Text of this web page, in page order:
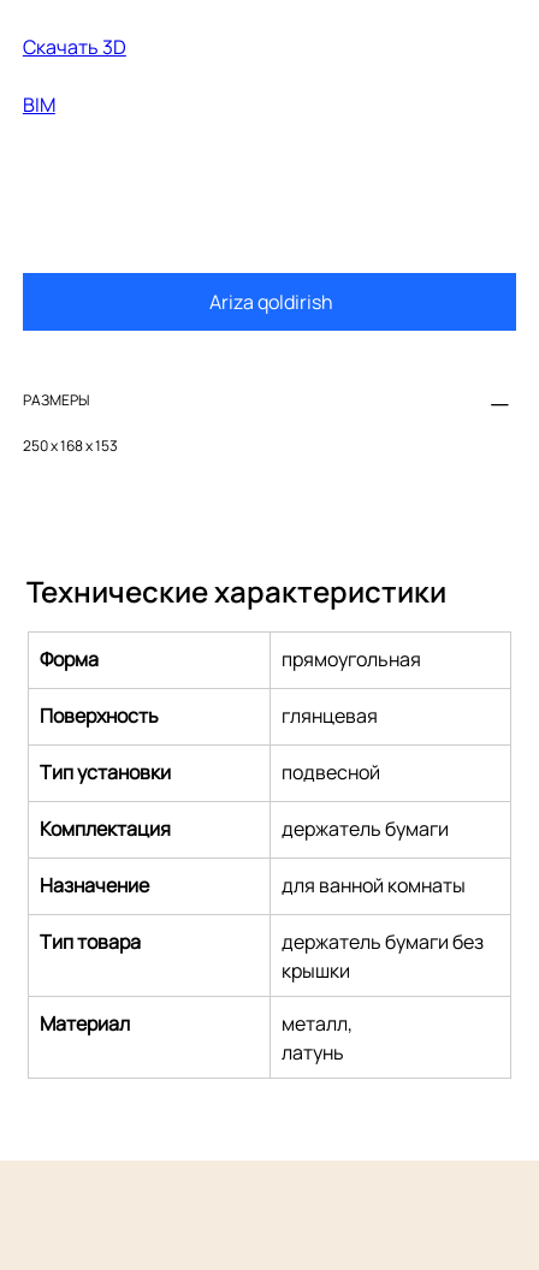
Скачать 3D
BIM
Ariza qoldirish
РАЗМЕРЫ
250 x 168 x 153
Технические характеристики
Форма прямоугольная
Поверхность глянцевая
Тип установки подвесной
Комплектация держатель бумаги
Назначение для ванной комнаты
Тип товара
держатель бумаги без
крышки
Материал
металл,
латунь